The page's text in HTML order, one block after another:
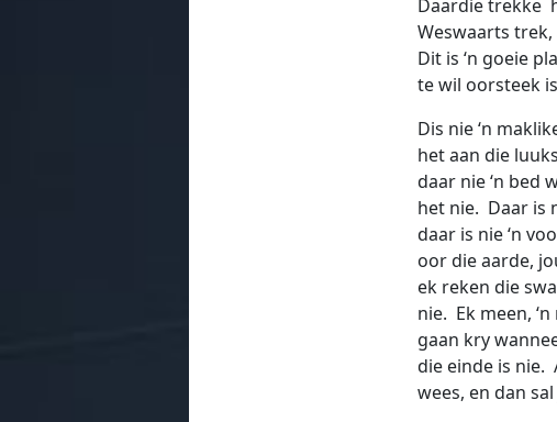
Daardie trekke
Weswaarts
Dit is ‘n goeie
te wil oorsteek
Dis nie ‘n
het aan die
daar nie ‘n bed
het nie. Daar is
daar is nie ‘n
oor die aarde,
ek reken die
nie. Ek meen,
gaan kry
die einde is nie.
wees, en dan